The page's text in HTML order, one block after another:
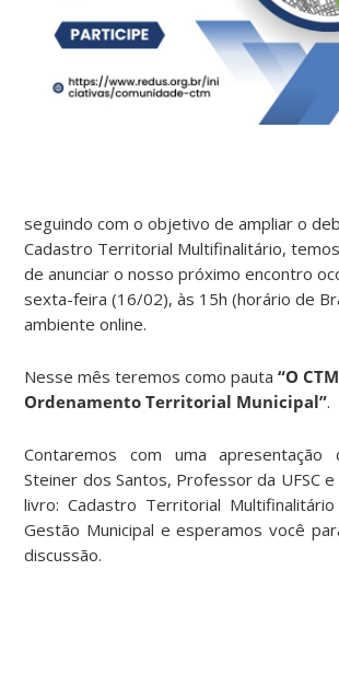
seguindo com o objetivo de ampliar o
Cadastro Territorial Multifinalitário,
de anunciar o nosso próximo encontro
sexta-feira (16/02), às 15h (horário de
ambiente online.
Nesse mês teremos como pauta“O
Ordenamento Territorial Municipal”.
Contaremos com uma apresentação
Steiner dos Santos, Professor da UFSC
livro: Cadastro Territorial
Gestão Municipal e esperamos você
discussão.